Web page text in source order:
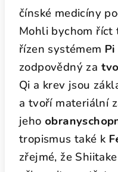
čínské medicíny
Mohli bychom říct
řízen systémem Pi
zodpovědný za
Qi a krev jsou
a tvoří materiální
jeho
tropismus také k
zřejmé, že